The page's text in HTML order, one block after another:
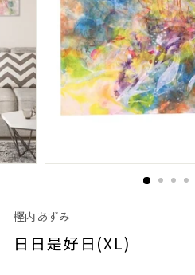
樫内あずみ
日日是好日(XL)